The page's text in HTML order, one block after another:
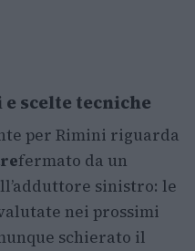
scelte tecniche
per Rimini riguarda
fermato da un
sinistro: le
nei prossimi
schierato il